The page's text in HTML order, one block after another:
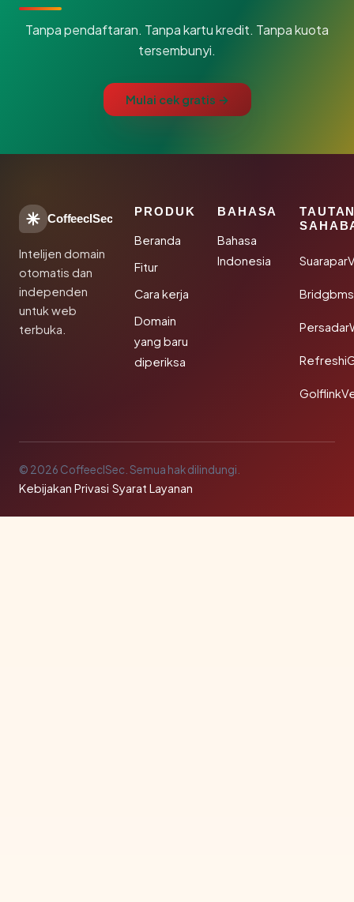
Tanpa pendaftaran. Tanpa kartu kredit. Tanpa kuota
tersembunyi.
Mulai cek gratis →
CoffeeclSec
Intelijen domain
otomatis dan
independen
untuk web
terbuka.
PRODUK
Beranda
Fitur
Cara kerja
Domain
yang baru
diperiksa
BAHASA
Bahasa
Indonesia
© 2026 CoffeeclSec. Semua hak dilindungi.
Kebijakan Privasi·Syarat Layanan